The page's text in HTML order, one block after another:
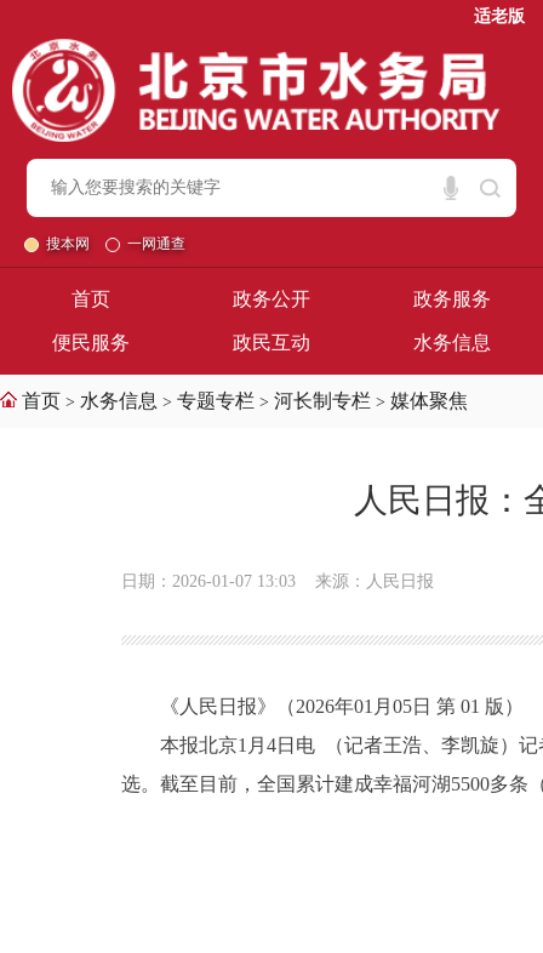
适老版
搜本网 一网通查
首页 政务公开 政务服务
便民服务 政民互动 水务信息
首页 > 水务信息 > 专题专栏 > 河长制专栏 > 媒体聚焦
人民日报：
日期：2026-01-07 13:03 来源：人民日报
《人民日报》（2026年01月05日 第 01 版）
本报北京1月4日电 （记者王浩、李凯旋）记
选。截至目前，全国累计建成幸福河湖5500多条